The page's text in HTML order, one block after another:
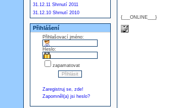
31.12.11 Shrnutí 2011
31.12.10 Shrnutí 2010
Přihlášení
Přihlašovací jméno:
Heslo:
zapamatovat
Zaregistruj se, zde!
Zapomněl(a) jsi heslo?
{___ONLINE___}